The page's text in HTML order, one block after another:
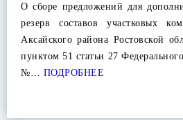
О сборе предложений для
резерв составов участковых
Аксайского района Ростовской
пунктом 51 статьи 27
№… ПОДРОБНЕЕ